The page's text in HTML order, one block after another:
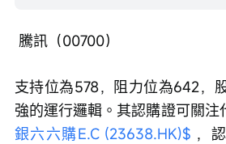
騰訊（00700）
支持位為578，阻力位為642，
強的運行邏輯。其認購證可關
銀六六購E.C (23638.HK)$ ，